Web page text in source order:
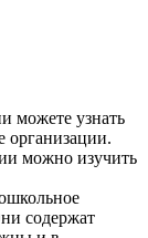
можете узнать
организации.
можно изучить
содержат